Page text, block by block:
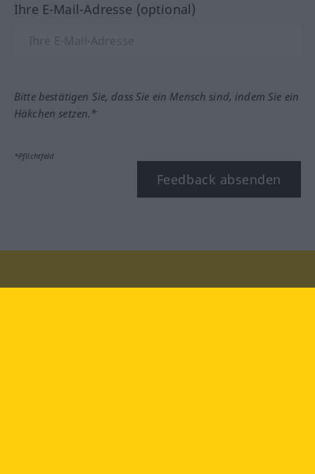
Ihre E-Mail-Adresse (optional)
Bitte bestätigen Sie, dass Sie ein Mensch sind, indem Sie ein
Häkchen setzen.*
*Pflichtfeld
Feedback absenden
Besuchen Sie uns auf: